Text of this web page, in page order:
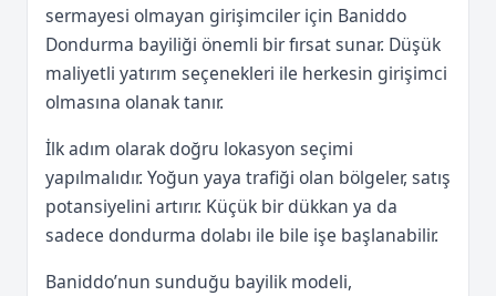
sermayesi olmayan girişimciler için Baniddo
Dondurma bayiliği önemli bir fırsat sunar. Düşük
maliyetli yatırım seçenekleri ile herkesin girişimci
olmasına olanak tanır.
İlk adım olarak doğru lokasyon seçimi
yapılmalıdır. Yoğun yaya trafiği olan bölgeler, satış
potansiyelini artırır. Küçük bir dükkan ya da
sadece dondurma dolabı ile bile işe başlanabilir.
Baniddo’nun sunduğu bayilik modeli,